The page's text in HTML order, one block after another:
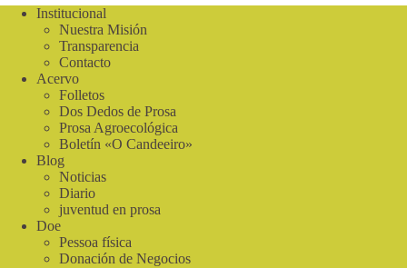
Food Institucional
Nuestra Misión
Transparencia
Contacto
Acervo
Folletos
Dos Dedos de Prosa
Prosa Agroecológica
Boletín «O Candeeiro»
Blog
Noticias
Diario
juventud en prosa
Doe
Pessoa física
Donación de Negocios